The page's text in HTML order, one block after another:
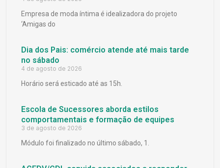
Empresa de moda íntima é idealizadora do projeto
‘Amigas do
Dia dos Pais: comércio atende até mais tarde
no sábado
4 de agosto de 2026
Horário será esticado até as 15h.
Escola de Sucessores aborda estilos
comportamentais e formação de equipes
3 de agosto de 2026
Módulo foi finalizado no último sábado, 1.